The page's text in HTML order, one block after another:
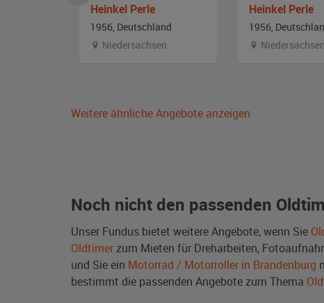
Heinkel Perle
1956, Deutschland
Niedersachsen
Heinkel Perle
1956,
Niedersachsen
Weitere ähnliche Angebote anzeigen
Noch nicht den passenden
Unser Fundus bietet weitere Angebote, wenn Sie
Oldtimer zum Mieten für Dreharbeiten,
und Sie ein Motorrad / Motorroller in Brandenburg
bestimmt die passenden Angebote zum Thema